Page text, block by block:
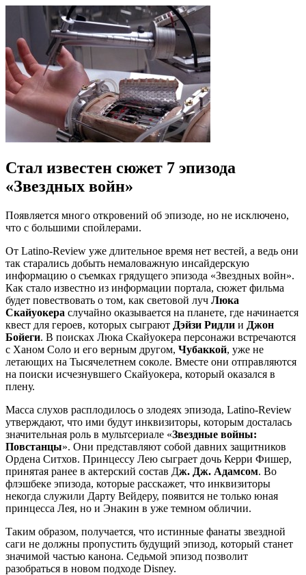
Стал известен сюжет 7 эпизода
«Звездных войн»
Появляется много откровений об эпизоде, но не исключено,
что с большими спойлерами.
От Latino-Review уже длительное время нет вестей, а ведь они
так старались добыть немаловажную инсайдерскую
информацию о съемках грядущего эпизода «Звездных войн».
Как стало известно из информации портала, сюжет фильма
будет повествовать о том, как световой луч Люка
Скайуокера случайно оказывается на планете, где начинается
квест для героев, которых сыграют Дэйзи Ридли и Джон
Бойеги. В поисках Люка Скайуокера персонажи встречаются
с Ханом Соло и его верным другом, Чубаккой, уже не
летающих на Тысячелетнем соколе. Вместе они отправляются
на поиски исчезнувшего Скайуокера, который оказался в
плену.
Масса слухов расплодилось о злодеях эпизода, Latino-Review
утверждают, что ими будут инквизиторы, которым досталась
значительная роль в мультсериале «Звездные войны:
Повстанцы». Они представляют собой давних защитников
Ордена Ситхов. Принцессу Лею сыграет дочь Керри Фишер,
принятая ранее в актерский состав Дж. Дж. Адамсом. Во
флэшбеке эпизода, которые расскажет, что инквизиторы
некогда служили Дарту Вейдеру, появится не только юная
принцесса Лея, но и Энакин в уже темном обличии.
Таким образом, получается, что истинные фанаты звездной
саги не должны пропустить будущий эпизод, который станет
значимой частью канона. Седьмой эпизод позволит
разобраться в новом подходе Disney.